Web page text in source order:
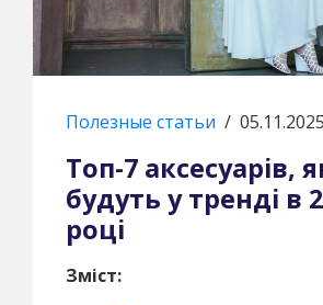
Полезные статьи / 05.11.2025
Топ-7 аксесуарів,
будуть у тренді в
році
Зміст: